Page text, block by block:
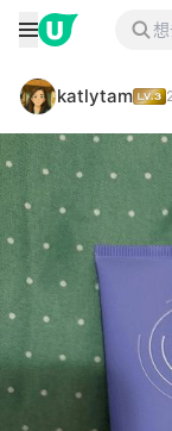
katlytam